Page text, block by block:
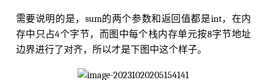
需要说明的是，sum的两个参数和返回值都是int，在内
存中只占4个字节，而图中每个栈内存单元按8字节地址
边界进行了对齐，所以才是下图中这个样子。